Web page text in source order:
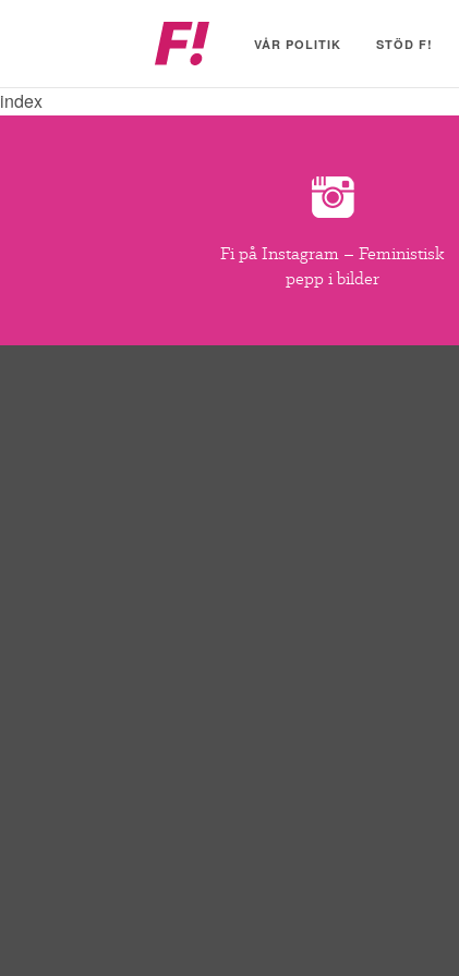
initiativ
VÅR POLITIK STÖD F!
index
Fi på Instagram – Feministisk
pepp i bilder